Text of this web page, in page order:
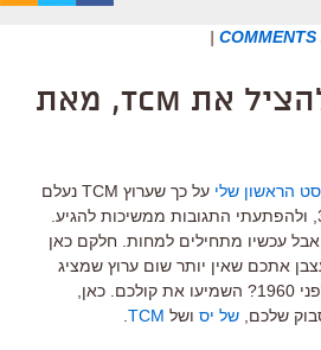
|
פוסט אורח: להציל את TCM, מאת
הראשון שלי
על כך שערוץ TCM נעלם
מעל מסכי מנויי יס ב-31.12, ולהפתעתי התגובות ממשיכות להגיע.
עכשיו מתחילים למחות. חלקם כאן
אתכם שאין יותר שום ערוץ שמציג
סרטים בשחור-לבן שנעשו לפני 1960? השמיעו את קולכם. כאן,
שלכם, של יס ושל TCM